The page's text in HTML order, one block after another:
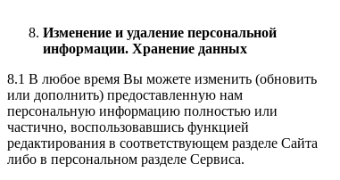
Изменение и удаление персональной
информации. Хранение данных
8.1 В любое время Вы можете изменить (обновить
или дополнить) предоставленную нам
персональную информацию полностью или
частично, воспользовавшись функцией
редактирования в соответствующем разделе Сайта
либо в персональном разделе Сервиса.